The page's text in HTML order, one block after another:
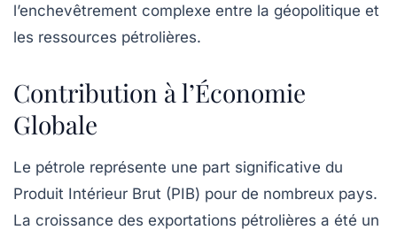
l’enchevêtrement complexe entre la géopolitique et
les ressources pétrolières.
Contribution à l’Économie
Globale
Le pétrole représente une part significative du
Produit Intérieur Brut (PIB) pour de nombreux pays.
La croissance des exportations pétrolières a été un